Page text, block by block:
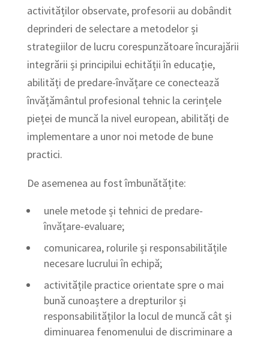
activităților observate, profesorii au dobândit
deprinderi de selectare a metodelor și
strategiilor de lucru corespunzătoare încurajării
integrării și principilui echității în educație,
abilități de predare-învățare ce conectează
învățământul profesional tehnic la cerințele
pieței de muncă la nivel european, abilități de
implementare a unor noi metode de bune
practici.
De asemenea au fost îmbunătățite:
unele metode și tehnici de predare-
învățare-evaluare;
comunicarea, rolurile și responsabilitățile
necesare lucrului în echipă;
activitățile practice orientate spre o mai
bună cunoaștere a drepturilor și
responsabilităților la locul de muncă cât și
diminuarea fenomenului de discriminare a